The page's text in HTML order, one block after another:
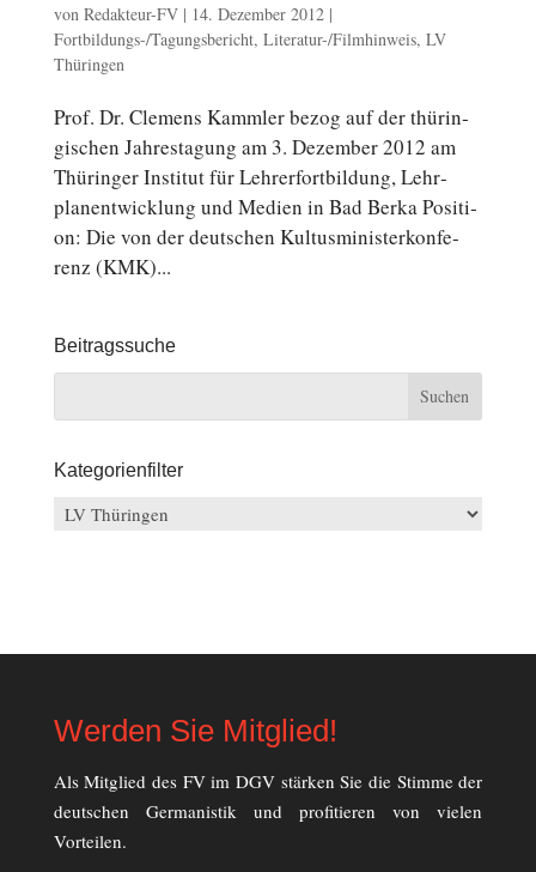
von Redakteur-FV| 14. Dezember 2012|
Fortbildungs-/Tagungsbericht, Literatur-/Filmhinweis, LV
Thüringen
Prof. Dr. Clemens Kammler bezog auf der thü­rin­
gi­schen Jah­res­ta­gung am 3. De­zem­ber 2012 am
Thü­rin­ger In­sti­tut für Leh­rer­fort­bil­dung, Lehr­
plan­ent­wick­lung und Medien in Bad Berka Po­si­ti­
on: Die von der deutschen Kul­tus­mi­nis­ter­kon­fe­
renz (KMK)...
Beitragssuche
Kategorienfilter
Kategorienfilter
Werden Sie Mitglied!
Als Mitglied des FV im DGV stärken Sie die Stimme der
deutschen Germanistik und profitieren von vielen
Vorteilen.